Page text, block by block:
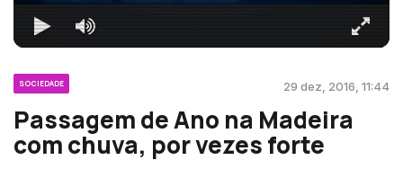
SOCIEDADE 29 dez, 2016, 11:44
Passagem de Ano na Madeira
com chuva, por vezes forte